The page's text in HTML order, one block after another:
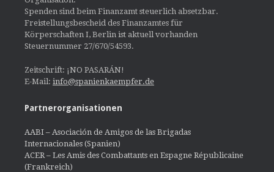
Spenden sind beim Finanzamt steuerlich absetzbar.
Freistellungsbescheid des Finanzamtes für
Körperschaften I, Berlin ist aktuell vorhanden
Steuernummer 27/670/54593.
Zeitschrift: ¡NO PASARÁN!
E-Mail: info@spanienkaempfer.de
Partnerorganisationen
AABI – Asociación de Amigos de las Brigadas
Internacionales (Spanien)
ACER – Les Amis des Combattants en Espagne Républicaine
(Frankreich)